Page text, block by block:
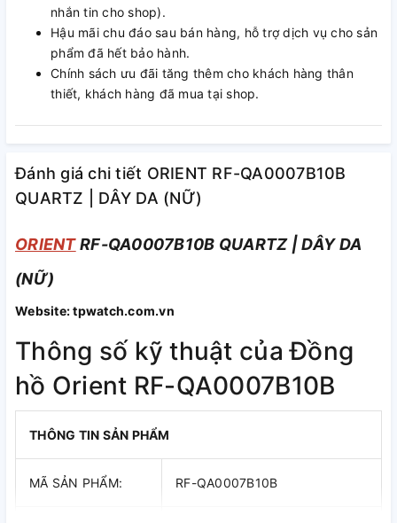
nhắn tin cho shop).
Hậu mãi chu đáo sau bán hàng, hỗ trợ dịch vụ cho sản
phẩm đã hết bảo hành.
Chính sách ưu đãi tăng thêm cho khách hàng thân
thiết, khách hàng đã mua tại shop.
Đánh giá chi tiết ORIENT RF-QA0007B10B
QUARTZ | DÂY DA (NỮ)
ORIENT RF-QA0007B10B QUARTZ | DÂY DA
(NỮ)
Website: tpwatch.com.vn
Thông số kỹ thuật của Đồng
hồ Orient RF-QA0007B10B
THÔNG TIN SẢN PHẨM
MÃ SẢN PHẨM: RF-QA0007B10B